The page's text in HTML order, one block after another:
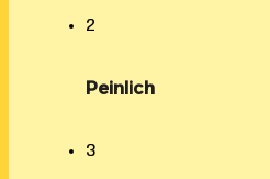
2
Peinlich
3